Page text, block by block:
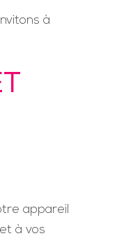
à
appareil
à vos